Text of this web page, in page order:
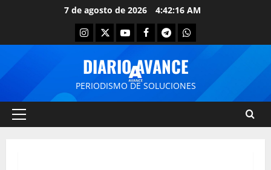
7 de agosto de 2026 4:42:16 AM
DIARIO AVANCE
PERIODISMO DE SOLUCIONES